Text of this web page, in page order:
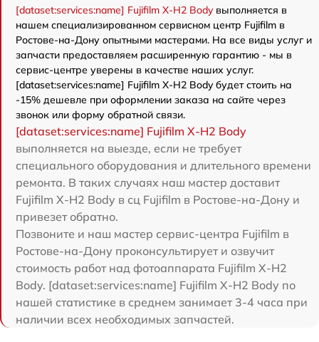
[dataset:services:name] Fujifilm X-H2 Bodyвыполняется в
нашем специализированном сервисном центр Fujifilm в
Ростове-на-Дону опытными мастерами. На все виды услуг и
запчасти предоставляем расширенную гарантию - мы в
сервис-центре уверены в качестве наших услуг.
[dataset:services:name] Fujifilm X-H2 Body будет стоить на
-15% дешевле при оформлении заказа на сайте через
звонок или форму обратной связи.
[dataset:services:name] Fujifilm X-H2 Body
выполняется на выезде, если не требует
специального оборудования и длительного времени
ремонта. В таких случаях наш мастер доставит
Fujifilm X-H2 Body в сц Fujifilm в Ростове-на-Дону и
привезет обратно.
Позвоните и наш мастер сервис-центра Fujifilm в
Ростове-на-Дону проконсультирует и озвучит
стоимость работ над фотоаппарата Fujifilm X-H2
Body. [dataset:services:name] Fujifilm X-H2 Body по
нашей статистике в среднем занимает 3-4 часа при
наличии всех необходимых запчастей.